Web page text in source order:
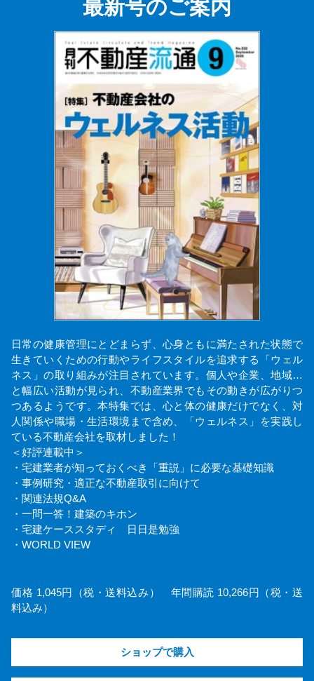
最新号のご案内
日常の健康管理にとどまらず、心身ともに満たされた状態で
生きていくための行動やライフスタイルを追求する「ウェル
ネス」の取り組みが注目されています。個人や企業、地域…
と幅広い活動が見られ、不動産業界でもその動きが広がりつ
つあるようです。本特集では、心と体の健康だけでなく、対
人関係や職場・生活環境まで含め、「ウェルネス」を実践し
ている不動産会社を取材しました！
＜好評連載中＞
・宅建業者が知っておくべき「重説」に必要な基礎知識
・事例研究・適正な不動産取引に向けて
・関連法規Q&A
・一問一答！建築のキホン
・宅建ケーススタディ 日日是勉強
・WORLD VIEW
価格 1,045円（税・送料込み） 年間購読 10,266円（税・送
料込み）
ショップで購入